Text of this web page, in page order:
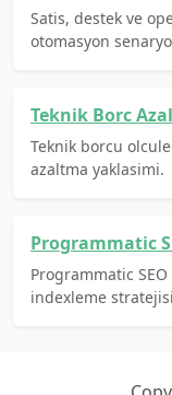
Satis, destek ve
otomasyon
Teknik Borc
Teknik borcu
azaltma yaklasimi.
Programmatic
Programmatic
indexleme